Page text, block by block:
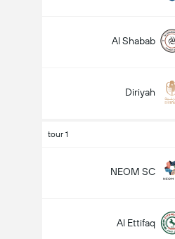
Al Shabab
Diriyah
tour 1
NEOM SC
Al Ettifaq